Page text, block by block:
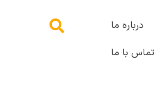
درباره ما
تماس با ما